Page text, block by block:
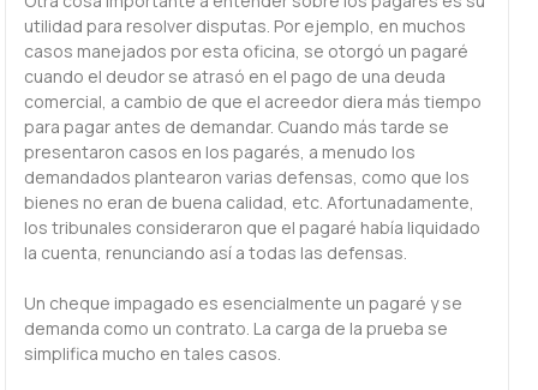
utilidad para resolver disputas. Por ejemplo, en muchos
casos manejados por esta oficina, se otorgó un pagaré
cuando el deudor se atrasó en el pago de una deuda
comercial, a cambio de que el acreedor diera más tiempo
para pagar antes de demandar. Cuando más tarde se
presentaron casos en los pagarés, a menudo los
demandados plantearon varias defensas, como que los
bienes no eran de buena calidad, etc. Afortunadamente,
los tribunales consideraron que el pagaré había liquidado
la cuenta, renunciando así a todas las defensas.
Un cheque impagado es esencialmente un pagaré y se
demanda como un contrato. La carga de la prueba se
simplifica mucho en tales casos.